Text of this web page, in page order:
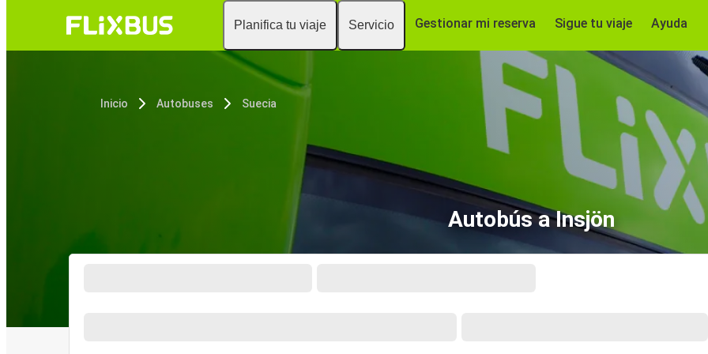
Planifica tu viaje Servicio Gestionar mi reserva Sigue tu viaje Ayuda
Inicio Autobuses Suecia
Autobús a Insjön